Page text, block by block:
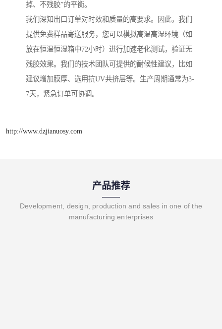
掉、不残胶”的平衡。
我们深知出口订单对时效和质量的高要求。因此，我们
提供免费样品寄送服务，您可以模拟高温高湿环境（如
放在恒温恒湿箱中72小时）进行加速老化测试，验证无
残胶效果。我们的技术团队可提供的耐候性建议，比如
建议增加膜厚、选用抗UV共挤层等。生产周期通常为3-
7天，紧急订单可协调。
http://www.dzjianuosy.com
产品推荐
Development, design, production and sales in one of the
manufacturing enterprises